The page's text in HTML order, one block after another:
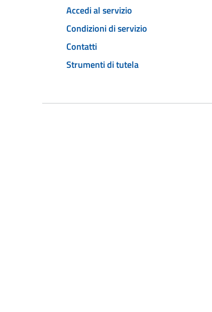
Accedi al servizio
Condizioni di servizio
Contatti
Strumenti di tutela